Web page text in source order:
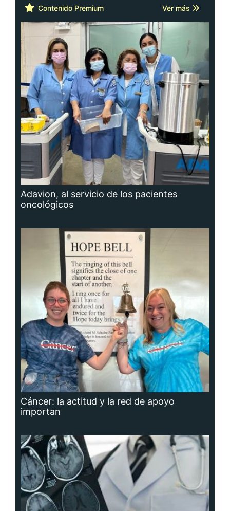
Contenido Premium Ver más
Adavion, al servicio de los pacientes
oncológicos
Cáncer: la actitud y la red de apoyo
importan